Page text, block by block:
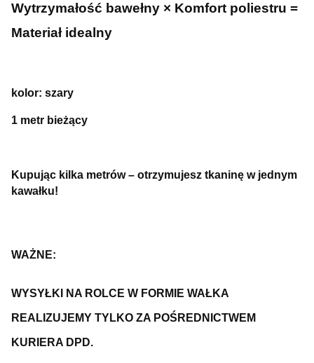
Wytrzymałość bawełny × Komfort poliestru =
Materiał idealny
kolor: szary
1 metr bieżący
Kupując kilka metrów – otrzymujesz tkaninę w jednym
kawałku!
WAŻNE:
WYSYŁKI NA ROLCE W FORMIE WAŁKA
REALIZUJEMY TYLKO ZA POŚREDNICTWEM
KURIERA DPD.